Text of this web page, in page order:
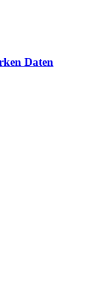
Daten